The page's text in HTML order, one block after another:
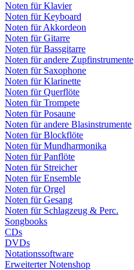
Noten für Klavier
Noten für Keyboard
Noten für Akkordeon
Noten für Gitarre
Noten für Bassgitarre
Noten für andere Zupfinstrumente
Noten für Saxophone
Noten für Klarinette
Noten für Querflöte
Noten für Trompete
Noten für Posaune
Noten für andere Blasinstrumente
Noten für Blockflöte
Noten für Mundharmonika
Noten für Panflöte
Noten für Streicher
Noten für Ensemble
Noten für Orgel
Noten für Gesang
Noten für Schlagzeug & Perc.
Songbooks
CDs
DVDs
Notationssoftware
Erweiterter Notenshop